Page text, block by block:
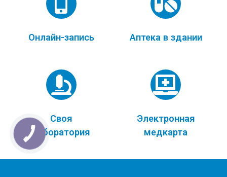
Онлайн-запись Аптека в здании
Своя
лаборатория
Электронная
медкарта